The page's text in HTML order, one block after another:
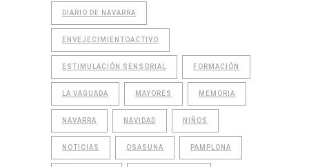
DIARIO DE NAVARRA
ENVEJECIMIENTOACTIVO
ESTIMULACIÓN SENSORIAL FORMACIÓN
LA VAGUADA MAYORES MEMORIA
NAVARRA NAVIDAD NIÑOS
NOTICIAS OSASUNA PAMPLONA